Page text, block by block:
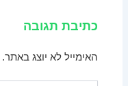
כתיבת תגובה
האימייל לא יוצג באתר.